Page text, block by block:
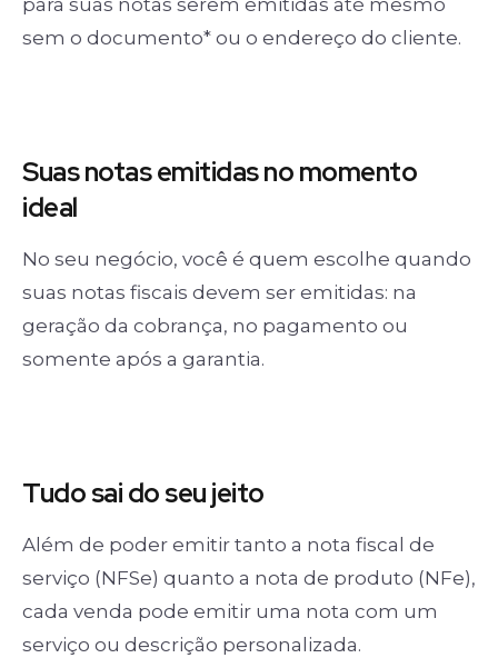
para suas notas serem emitidas até mesmo
sem o documento* ou o endereço do cliente.
Suas notasemitidas no momento
ideal
No seu negócio, você é quem escolhe quando
suas notas fiscais devem ser emitidas: na
geração da cobrança, no pagamento ou
somente após a garantia.
Tudo saido seu jeito
Além de poder emitir tanto a nota fiscal de
serviço (NFSe) quanto a nota de produto (NFe),
cada venda pode emitir uma nota com um
serviço ou descrição personalizada.